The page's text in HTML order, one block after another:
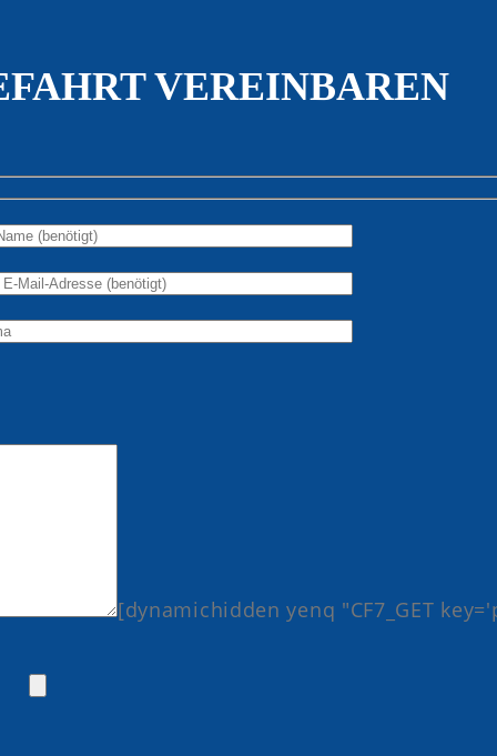
VEREINBAREN
Bitte lasse
[dynamichidden yenq "CF7_GET